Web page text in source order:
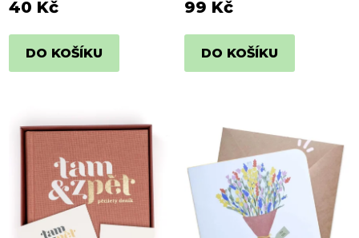
40 Kč
DO KOŠÍKU
99 Kč
DO KOŠÍKU